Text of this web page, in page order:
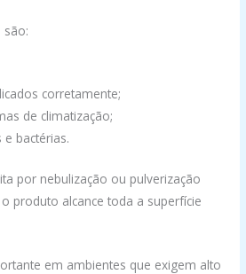
corretamente;
de climatização;
bactérias.
por nebulização ou pulverização
produto alcance toda a superfície
em ambientes que exigem alto